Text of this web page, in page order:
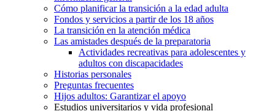
Cómo planificar la transición a la edad adulta
Fondos y servicios a partir de los 18 años
La transición en la atención médica
Las amistades después de la preparatoria
Actividades recreativas para adolescentes y
adultos con discapacidades
Historias personales
Preguntas frecuentes
Hijos adultos: Garantizar el apoyo
Estudios universitarios y vida profesional